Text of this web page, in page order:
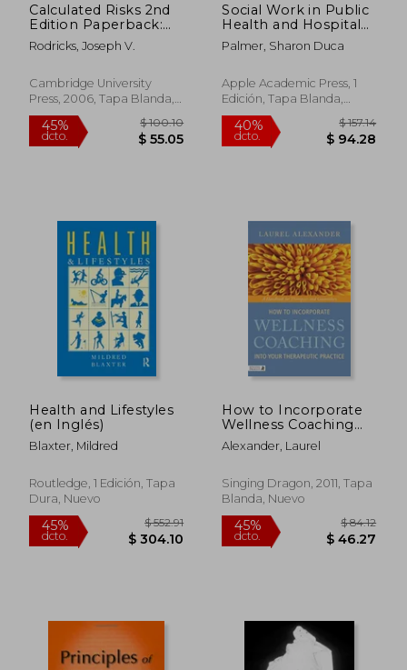
45%
dcto. $ 78.65
45%
dcto.
Calculated Risks 2nd
Edition Paperback:
The Toxicity and
Human Health Risks
Environment (en
Inglés)
Rodricks, Joseph V.
Cambridge University
Press, 2006, Tapa Blanda,
Nuevo
Social Work in Public
Health and Hospitals
(en Inglés)
Palmer, Sharon Duca
Apple Academic Press, 1
Edición, Tapa Blanda,
Nuevo
Health and Lifestyles
(en Inglés)
Blaxter, Mildred
Routledge, 1 Edición, Tapa
Dura, Nuevo
How to Incorporate
Wellness Coaching
Into Your Therapeutic
Practice: A Handbook
Counsellors (en
Inglés)
Alexander, Laurel
Singing Dragon, 2011, Tapa
Blanda, Nuevo